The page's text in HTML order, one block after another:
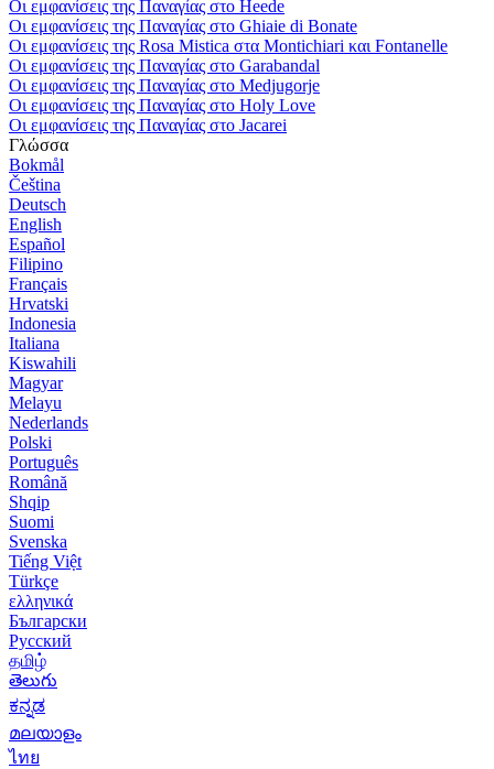
Οι εμφανίσεις της Παναγίας στο Heede
Οι εμφανίσεις της Παναγίας στο Ghiaie di Bonate
Οι εμφανίσεις της Rosa Mistica στα Montichiari και Fontanelle
Οι εμφανίσεις της Παναγίας στο Garabandal
Οι εμφανίσεις της Παναγίας στο Medjugorje
Οι εμφανίσεις της Παναγίας στο Holy Love
Οι εμφανίσεις της Παναγίας στο Jacarei
Γλώσσα
Bokmål
Čeština
Deutsch
English
Español
Filipino
Français
Hrvatski
Indonesia
Italiana
Kiswahili
Magyar
Melayu
Nederlands
Polski
Português
Română
Shqip
Suomi
Svenska
Tiếng Việt
Türkçe
ελληνικά
Български
Русский
தமிழ்
తెలుగు
ಕನ್ನಡ
മലയാളം
ไทย